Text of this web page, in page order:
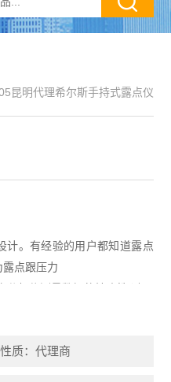
昆明代理希尔斯手持式露点仪
计。有经验的用户都知道露点
点跟压力
质：代理商